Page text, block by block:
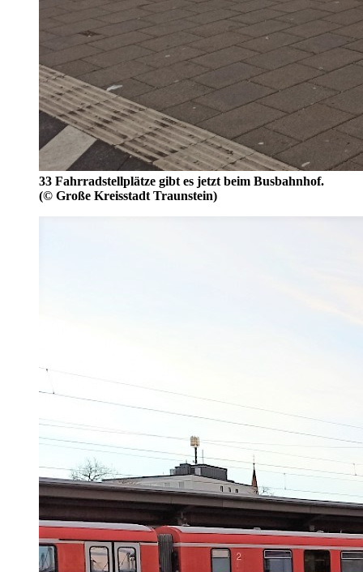
33 Fahrradstellplätze gibt es jetzt beim Busbahnhof.
(© Große Kreisstadt Traunstein)